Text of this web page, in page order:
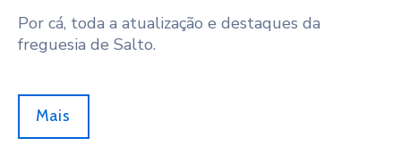
Por cá, toda a atualização e destaques da
freguesia de Salto.
Mais